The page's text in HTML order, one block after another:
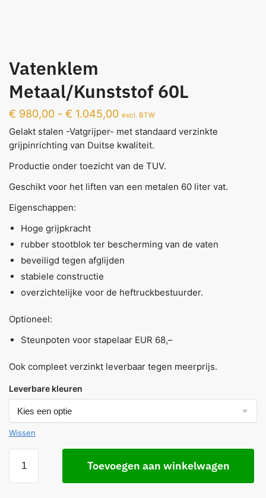
Vatenklem
Metaal/Kunststof 60L
€ 980,00 - € 1.045,00 excl. BTW
Gelakt stalen -Vatgrijper- met standaard verzinkte
grijpinrichting van Duitse kwaliteit.
Productie onder toezicht van de TUV.
Geschikt voor het liften van een metalen 60 liter vat.
Eigenschappen:
Hoge grijpkracht
rubber stootblok ter bescherming van de vaten
beveiligd tegen afglijden
stabiele constructie
overzichtelijke voor de heftruckbestuurder.
Optioneel:
Steunpoten voor stapelaar EUR 68,–
Ook compleet verzinkt leverbaar tegen meerprijs.
Leverbare kleuren
Wissen
Toevoegen aan winkelwagen